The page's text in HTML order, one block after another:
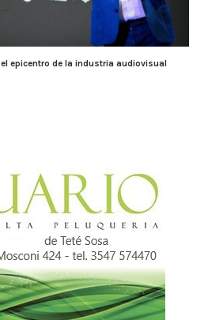
epicentro de la industria audiovisual